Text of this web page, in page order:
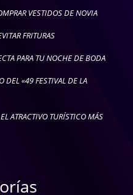
VESTIDOS DE NOVIA
FRITURAS
PARA TU NOCHE DE BODA
DEL «49 FESTIVAL DE LA
ATRACTIVO TURÍSTICO MÁS